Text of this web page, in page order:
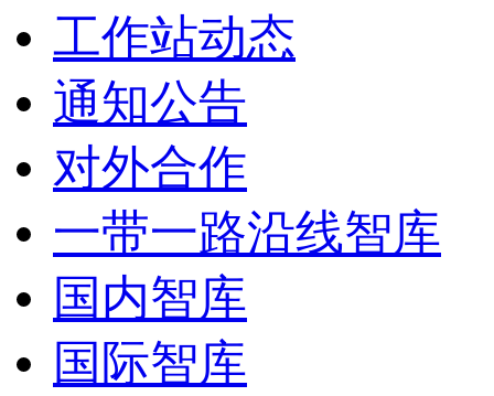
工作站动态
通知公告
对外合作
一带一路沿线智库
国内智库
国际智库